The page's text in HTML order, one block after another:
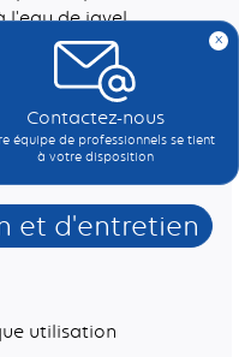
l'eau de javel
>0,8 daN/cm²
et d'entretien
utilisation
x
Contactez-nous
équipe de professionnels se tient
à votre disposition